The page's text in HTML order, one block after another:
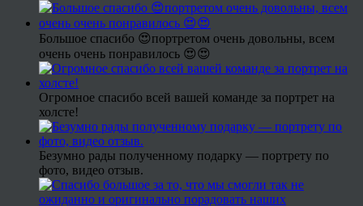
Большое спасибо 😍портретом очень довольны, всем
очень очень понравилось 😍😍
Огромное спасибо всей вашей команде за портрет на
холсте!
Безумно рады полученному подарку — портрету по
фото, видео отзыв.